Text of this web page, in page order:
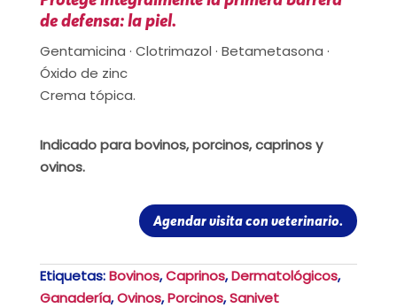
de defensa: la piel.
Gentamicina · Clotrimazol · Betametasona ·
Óxido de zinc
Crema tópica.
Indicado para bovinos, porcinos, caprinos y
ovinos.
Agendar visita con veterinario.
Etiquetas:Bovinos,Caprinos,Dermatológicos,
Ganadería,Ovinos,Porcinos,Sanivet